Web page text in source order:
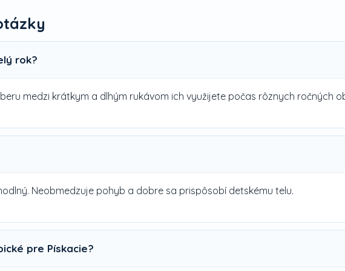
rok?
medzi krátkym a dlhým rukávom ich využijete počas rôznych ročných
Neobmedzuje pohyb a dobre sa prispôsobí detskému telu.
pre Pískacie?